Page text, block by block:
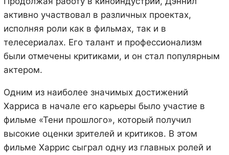
активно участвовал в различных проектах,
исполняя роли как в фильмах, так и в
телесериалах. Его талант и профессионализм
были отмечены критиками, и он стал популярным
актером.
Одним из наиболее значимых достижений
Харриса в начале его карьеры было участие в
фильме «Тени прошлого», который получил
высокие оценки зрителей и критиков. В этом
фильме Харрис сыграл одну из главных ролей и